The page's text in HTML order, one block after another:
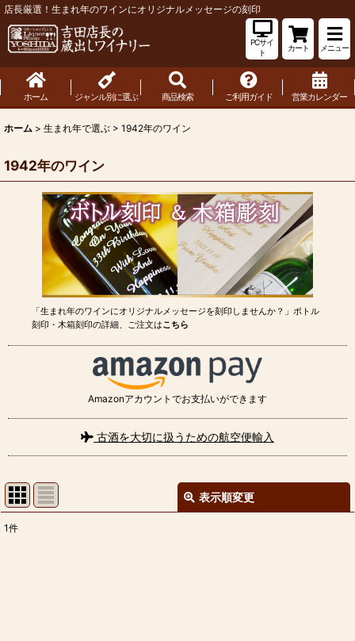
店長厳選！生まれ年のワインにオリジナルメッセージの刻印
PCサイ
ト
カート メニュー
ホーム ジャンル別に選ぶ 商品検索 ご利用ガイド 営業カレンダー
ホーム > 生まれ年で選ぶ > 1942年のワイン
1942年のワイン
「生まれ年のワインにオリジナルメッセージを刻印しませんか？」ボトル
刻印・木箱刻印の詳細、ご注文はこちら
Amazonアカウントでお支払いができます
古酒を大切に扱うための航空便輸入
表示順変更
1件